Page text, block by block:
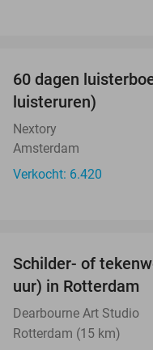
60 dagen
luisteruren)
Nextory
Amsterdam
Verkocht: 6.420
Schilder- of
uur) in Rotterdam
Dearbourne Art Studio
Rotterdam (15 km)